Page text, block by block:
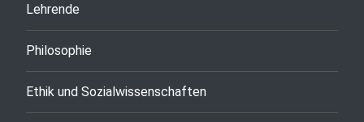
Lehrende
Philosophie
Ethik und Sozialwissenschaften